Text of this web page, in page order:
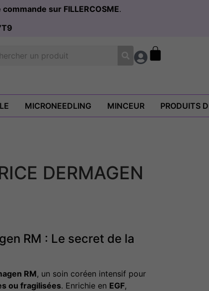
sur FILLERCOSME.
MICRONEEDLING MINCEUR PRODUITS
DERMAGEN
RM : Le secret de la
RM, un soin coréen intensif pour
ou fragilisées. Enrichie en EGF,